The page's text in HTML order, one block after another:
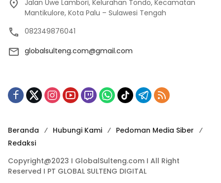
Jalan Uwe Lambori, Kelurahan Tondo, Kecamatan
Mantikulore, Kota Palu – Sulawesi Tengah
082349876041
globalsulteng.com@gmail.com
Beranda Hubungi Kami
Pedoman Media Siber
Redaksi
Copyright@2023 I GlobalSulteng.com I All Right
Reserved I PT GLOBAL SULTENG DIGITAL